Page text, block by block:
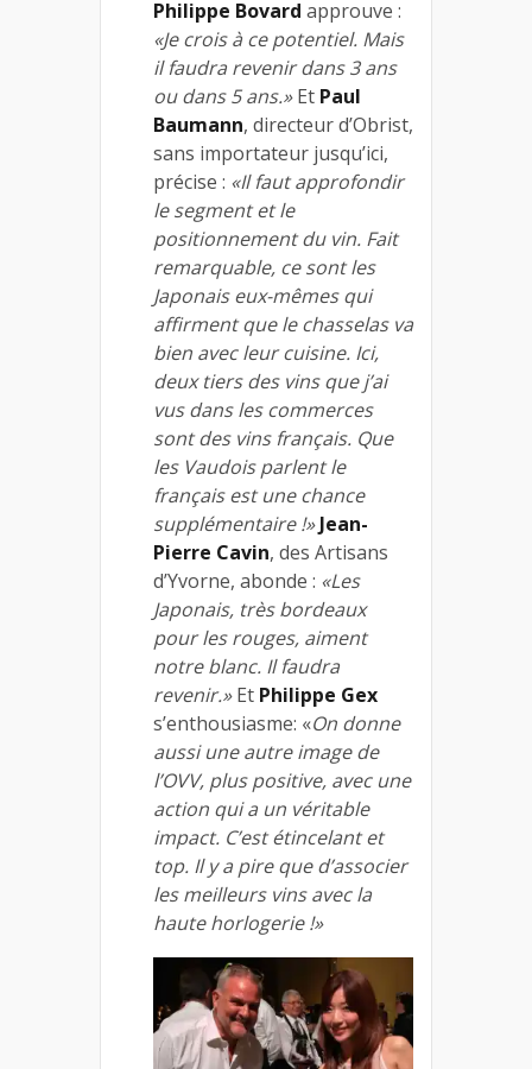
Philippe Bovard approuve :
«Je crois à ce potentiel. Mais
il faudra revenir dans 3 ans
ou dans 5 ans.»Et Paul
Baumann, directeur d’Obrist,
sans importateur jusqu’ici,
précise : «Il faut approfondir
le segment et le
positionnement du vin. Fait
remarquable, ce sont les
Japonais eux-mêmes qui
affirment que le chasselas va
bien avec leur cuisine. Ici,
deux tiers des vins que j’ai
vus dans les commerces
sont des vins français. Que
les Vaudois parlent le
français est une chance
supplémentaire !» Jean-
Pierre Cavin, des Artisans
d’Yvorne, abonde : «Les
Japonais, très bordeaux
pour les rouges, aiment
notre blanc. Il faudra
revenir.»Et Philippe Gex
s’enthousiasme: «On donne
aussi une autre image de
l’OVV, plus positive, avec une
action qui a un véritable
impact. C’est étincelant et
top. Il y a pire que d’associer
les meilleurs vins avec la
haute horlogerie !»